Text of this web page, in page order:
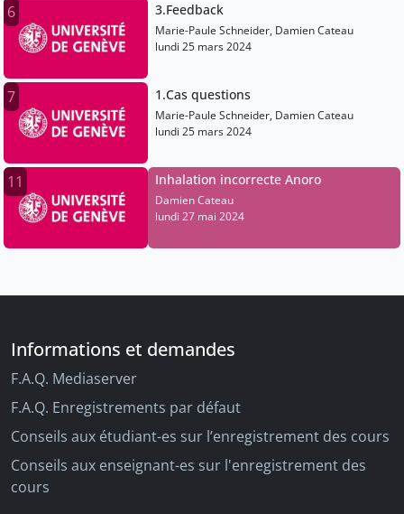
6 3.Feedback
Marie-Paule Schneider, Damien Cateau
lundi 25 mars 2024
7 1.Cas questions
Marie-Paule Schneider, Damien Cateau
lundi 25 mars 2024
11 Inhalation incorrecte Anoro
Damien Cateau
lundi 27 mai 2024
Informations et demandes
F.A.Q. Mediaserver
F.A.Q. Enregistrements par défaut
Conseils aux étudiant-es sur l’enregistrement des cours
Conseils aux enseignant-es sur l'enregistrement des
cours